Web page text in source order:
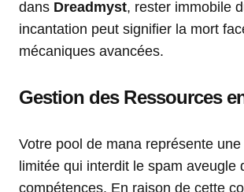
dans Dreadmyst, rester immobile
incantation peut signifier la mort
mécaniques avancées.
Gestion des Ressources
Votre pool de mana représente
limitée qui interdit le spam aveugle
compétences. En raison de cette